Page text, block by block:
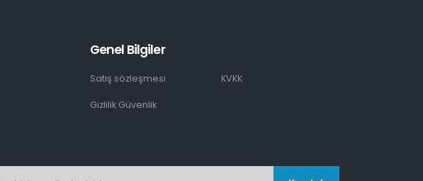
Genel Bilgiler
Satış sözleşmesi
Gizlilik Güvenlik
KVKK